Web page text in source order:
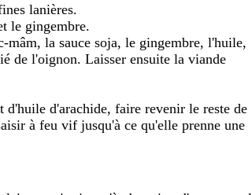
lanières.
le gingembre.
mâm, la sauce soja, le gingembre, l'huile,
de l'oignon. Laisser ensuite la viande
d'huile d'arachide, faire revenir le reste de
à feu vif jusqu'à ce qu'elle prenne une